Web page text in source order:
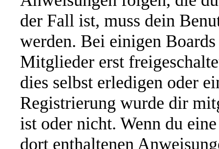
der Fall ist, muss dein
werden. Bei einigen
Mitglieder erst
dies selbst erledigen oder
Registrierung wurde dir
ist oder nicht. Wenn du
dort enthaltenen